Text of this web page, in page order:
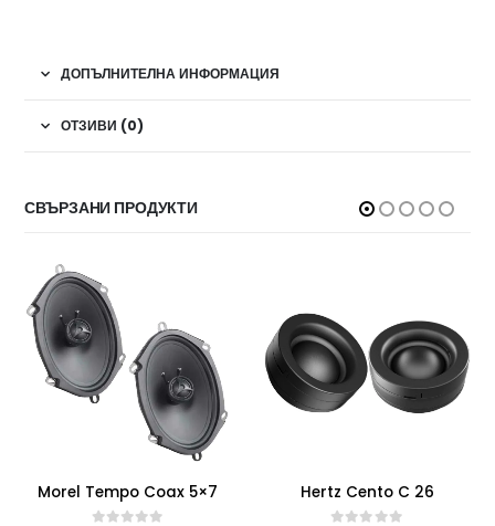
ДОПЪЛНИТЕЛНА ИНФОРМАЦИЯ
ОТЗИВИ (0)
СВЪРЗАНИ ПРОДУКТИ
Morel Tempo Coax 5×7 Hertz Cento C 26